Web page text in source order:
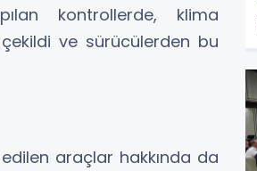
kontrollerde, klima
ve sürücülerden bu
araçlar hakkında da